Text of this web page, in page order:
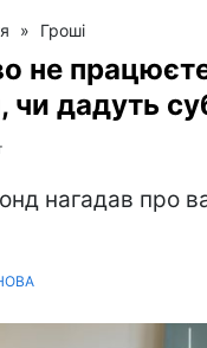
» Гроші
не
чи дадуть
нагадав про